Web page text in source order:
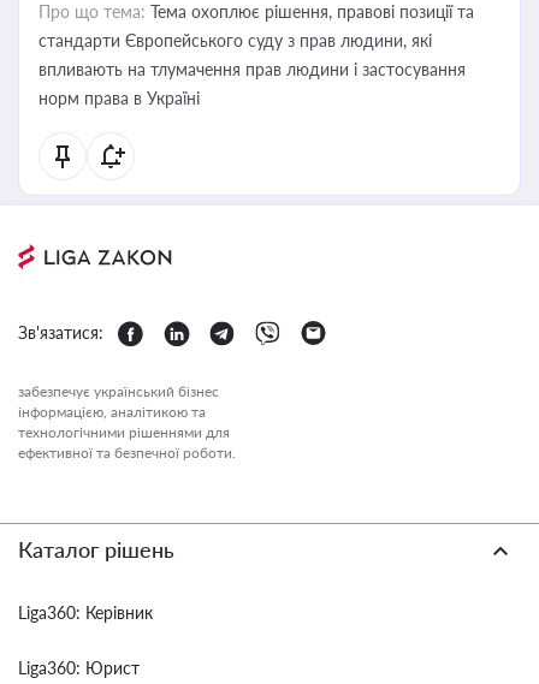
Про що тема: Тема охоплює рішення, правові позиції та
стандарти Європейського суду з прав людини, які
впливають на тлумачення прав людини і застосування
норм права в Україні
Зв'язатися:
забезпечує український бізнес
інформацією, аналітикою та
технологічними рішеннями для
ефективної та безпечної роботи.
Каталог рішень
Liga360: Керівник
Liga360: Юрист